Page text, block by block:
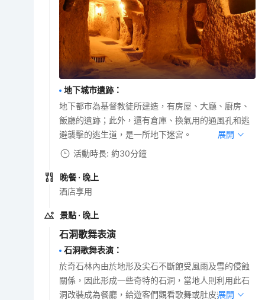
地下城市遺跡 ：
地下都市為基督教徒所建造，有房屋、大廳、廚房、
飯廳的遺跡；此外，還有倉庫、換氣用的通風孔和逃
避襲擊的逃生道，是一所地下迷宮。
展開
活動時長: 約30分鐘
晚餐 · 晚上
酒店享用
景點 · 晚上
石洞歌舞表演
石洞歌舞表演 ：
於奇石林內由於地形及尖石不斷飽受風雨及雪的侵蝕
關係，因此形成一些奇特的石洞，當地人則利用此石
洞改裝成為餐廳，給遊客們觀看歌舞或肚皮舞。
展開